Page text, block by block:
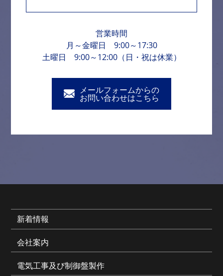
営業時間
月～金曜日 9:00～17:30
土曜日 9:00～12:00（日・祝は休業）
メールフォームからの
お問い合わせはこちら
新着情報
会社案内
電気工事及び制御盤製作